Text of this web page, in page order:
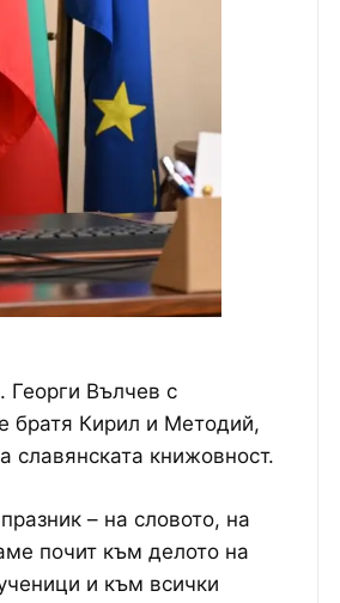
Георги Вълчев с
братя Кирил и Методий,
славянската книжовност.
– на словото, на
почит към делото на
и към всички